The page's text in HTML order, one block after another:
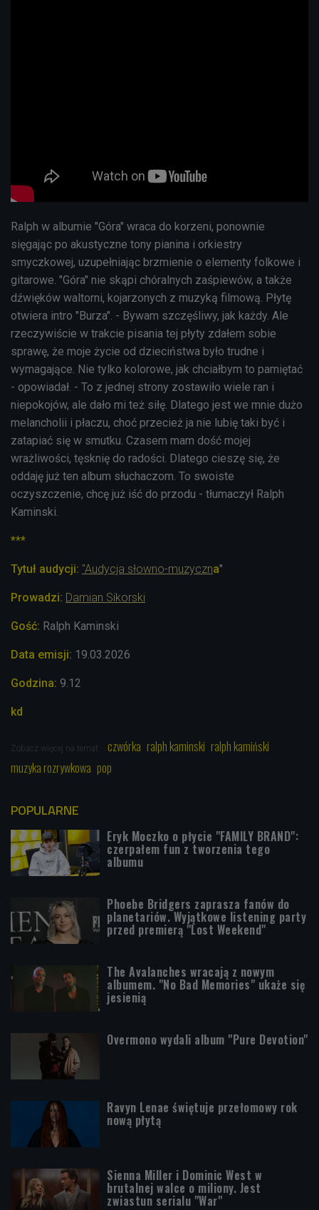
Ralph w albumie "Góra" wraca do korzeni, ponownie
sięgając po akustyczne tony pianina i orkiestry
smyczkowej, uzupełniając brzmienie o elementy folkowe i
gitarowe. "Góra" nie skąpi chóralnych zaśpiewów, a także
dźwięków waltorni, kojarzonych z muzyką filmową. Płytę
otwiera intro "Burza". - Bywam szczęśliwy, jak każdy. Ale
rzeczywiście w trakcie pisania tej płyty zdałem sobie
sprawę, że moje życie od dzieciństwa było trudne i
wymagające. Nie tylko kolorowe, jak chciałbym to pamiętać
- opowiadał. - To z jednej strony zostawiło wiele ran i
niepokojów, ale dało mi też siłę. Dlatego jest we mnie dużo
melancholii i płaczu, choć przecież ja nie lubię taki być i
zatapiać się w smutku. Czasem mam dość mojej
wrażliwości, tęsknię do radości. Dlatego cieszę się, że
oddaję już ten album słuchaczom. To swoiste
oczyszczenie, chcę już iść do przodu - tłumaczył Ralph
Kaminski.
***
Tytuł audycji: "Audycja słowno-muzyczna"
Prowadzi: Damian Sikorski
Gość: Ralph Kaminski
Data emisji: 19 .03.2026
Godzina: 9.12
kd
Zobacz więcej na temat: czwórka ralph kaminski ralph kamiński
muzyka rozrywkowa pop
POPULARNE
Eryk Moczko o płycie "FAMILY BRAND":
czerpałem fun z tworzenia tego
albumu
Phoebe Bridgers zaprasza fanów do
planetariów. Wyjątkowe listening party
przed premierą "Lost Weekend"
The Avalanches wracają z nowym
albumem. "No Bad Memories" ukaże się
jesienią
Overmono wydali album "Pure Devotion"
Ravyn Lenae świętuje przełomowy rok
nową płytą
Sienna Miller i Dominic West w
brutalnej walce o miliony. Jest
zwiastun serialu "War"